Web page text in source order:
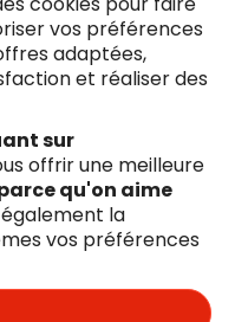
vos préférences
adaptées,
et réaliser des
sur
offrir une meilleure
qu'on aime
la
vos préférences
FacebookYoutube